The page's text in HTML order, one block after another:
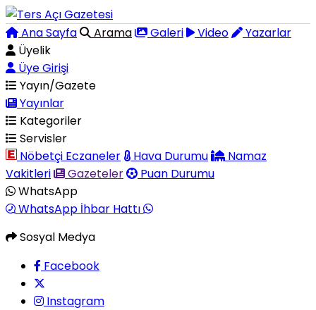
Ana Sayfa Arama Galeri Video
Yazarlar
Üyelik
Üye Girişi
Yayın/Gazete
Yayınlar
Kategoriler
Servisler
Nöbetçi Eczaneler
Hava Durumu
Namaz
Vakitleri
Gazeteler
Puan Durumu
WhatsApp
WhatsApp İhbar Hattı
Sosyal Medya
Facebook
Instagram